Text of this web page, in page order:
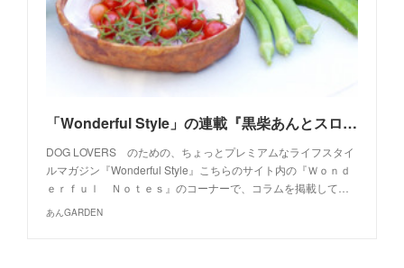
「Wonderful Style」の連載『黒柴あんとスローな庭時間』Vol.05が配信されました
DOG LOVERS のための、ちょっとプレミアムなライフスタイ
ルマガジン『Wonderful Style』こちらのサイト内の『Ｗｏｎｄ
ｅｒｆｕｌ Ｎｏｔｅｓ』のコーナーで、コラムを掲載して…
あんGARDEN